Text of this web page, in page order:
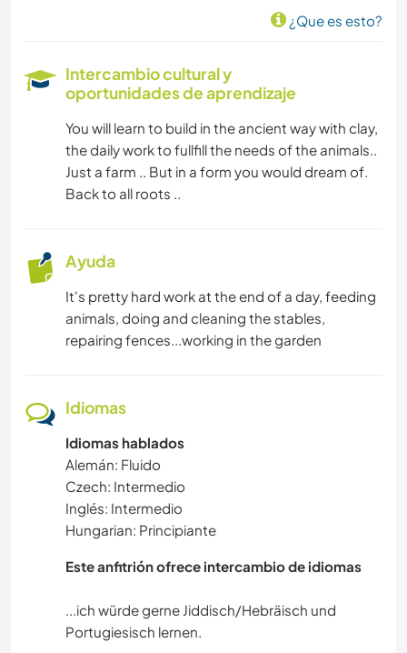
¿Que es esto?
Intercambio cultural y
oportunidades de aprendizaje
You will learn to build in the ancient way with clay,
the daily work to fullfill the needs of the animals..
Just a farm .. But in a form you would dream of.
Back to all roots ..
Ayuda
It's pretty hard work at the end of a day, feeding
animals, doing and cleaning the stables,
repairing fences...working in the garden
Idiomas
Idiomas hablados
Alemán: Fluido
Czech: Intermedio
Inglés: Intermedio
Hungarian: Principiante
Este anfitrión ofrece intercambio de idiomas
...ich würde gerne Jiddisch/Hebräisch und